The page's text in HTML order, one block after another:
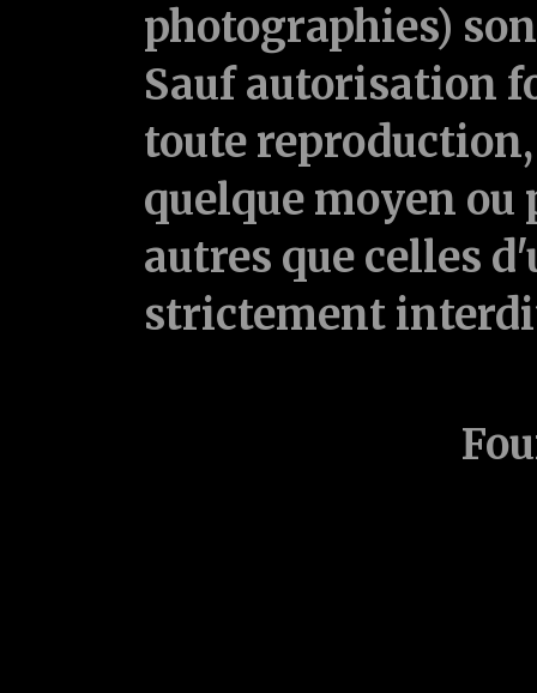
photographies)
Sauf autorisation
toute
quelque moyen ou
autres que celles
strictement